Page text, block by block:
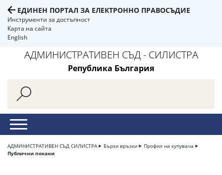
ЕДИНЕН ПОРТАЛ ЗА ЕЛЕКТРОННО ПРАВОСЪДИЕ
Инструменти за достъпност
Карта на сайта
English
АДМИНИСТРАТИВЕН СЪД - СИЛИСТРА
Република България
АДМИНИСТРАТИВЕН СЪД СИЛИСТРА Бързи връзки
Профил на купувача
Публични покани